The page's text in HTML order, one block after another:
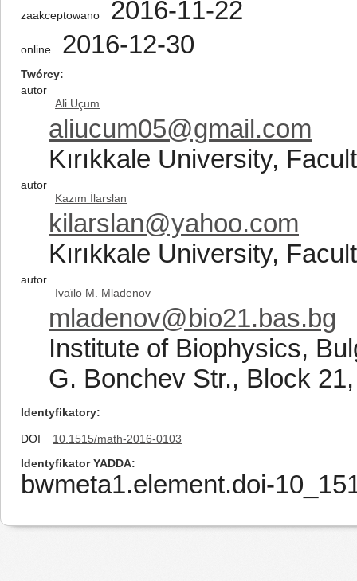
zaakceptowano 2016-11-22
online 2016-12-30
Twórcy
autor
Ali Uçum
aliucum05@gmail.com
Kırıkkale University,
autor
Kazım İlarslan
kilarslan@yahoo.com
Kırıkkale University,
autor
Ivaïlo M. Mladenov
mladenov@bio21.bas.bg
Institute of Biophysics,
G. Bonchev Str., Block
Identyfikatory
DOI
10.1515/math-2016-0103
Identyfikator YADDA
bwmeta1.element.doi-